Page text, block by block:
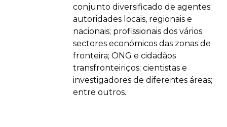
conjunto diversificado de agentes:
autoridades locais, regionais e
nacionais; profissionais dos vários
sectores económicos das zonas de
fronteira; ONG e cidadãos
transfronteiriços; cientistas e
investigadores de diferentes áreas;
entre outros.